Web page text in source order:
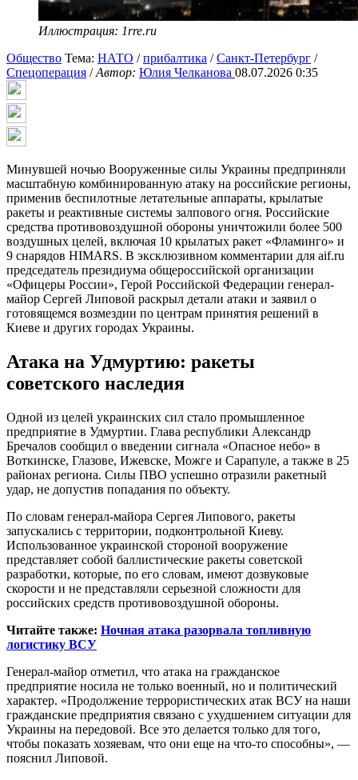
Иллюстрация: 1rre.ru
Общество Тема: НАТО /прибалтика /Санкт-Петербург /
Спецоперация /Автор: Юлия Челканова 08.07.2026 0:35
Минувшей ночью Вооруженные силы Украины предприняли
масштабную комбинированную атаку на российские регионы,
применив беспилотные летательные аппараты, крылатые
ракеты и реактивные системы залпового огня. Российские
средства противовоздушной обороны уничтожили более 500
воздушных целей, включая 10 крылатых ракет «Фламинго» и
9 снарядов HIMARS. В эксклюзивном комментарии для aif.ru
председатель президиума общероссийской организации
«Офицеры России», Герой Российской Федерации генерал-
майор Сергей Липовой раскрыл детали атаки и заявил о
готовящемся возмездии по центрам принятия решений в
Киеве и других городах Украины.
Атака на Удмуртию: ракеты
советского наследия
Одной из целей украинских сил стало промышленное
предприятие в Удмуртии. Глава республики Александр
Бречалов сообщил о введении сигнала «Опасное небо» в
Воткинске, Глазове, Ижевске, Можге и Сарапуле, а также в 25
районах региона. Силы ПВО успешно отразили ракетный
удар, не допустив попадания по объекту.
По словам генерал-майора Сергея Липового, ракеты
запускались с территории, подконтрольной Киеву.
Использованное украинской стороной вооружение
представляет собой баллистические ракеты советской
разработки, которые, по его словам, имеют дозвуковые
скорости и не представляли серьезной сложности для
российских средств противовоздушной обороны.
Читайте также: Ночная атака разорвала топливную
логистику ВСУ
Генерал-майор отметил, что атака на гражданское
предприятие носила не только военный, но и политический
характер. «Продолжение террористических атак ВСУ на наши
гражданские предприятия связано с ухудшением ситуации для
Украины на передовой. Все это делается только для того,
чтобы показать хозяевам, что они еще на что-то способны», —
пояснил Липовой.